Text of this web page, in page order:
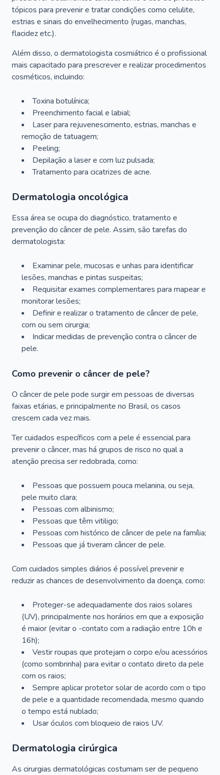
tópicos para prevenir e tratar condições como celulite,
estrias e sinais do envelhecimento (rugas, manchas,
flacidez etc.).
Além disso, o dermatologista cosmiátrico é o profissional
mais capacitado para prescrever e realizar procedimentos
cosméticos, incluindo:
Toxina botulínica;
Preenchimento facial e labial;
Laser para rejuvenescimento, estrias, manchas e
remoção de tatuagem;
Peeling;
Depilação a laser e com luz pulsada;
Tratamento para cicatrizes de acne.
Dermatologia oncológica
Essa área se ocupa do diagnóstico, tratamento e
prevenção do câncer de pele. Assim, são tarefas do
dermatologista:
Examinar pele, mucosas e unhas para identificar
lesões, manchas e pintas suspeitas;
Requisitar exames complementares para mapear e
monitorar lesões;
Definir e realizar o tratamento de câncer de pele,
com ou sem cirurgia;
Indicar medidas de prevenção contra o câncer de
pele.
Como prevenir o câncer de pele?
O câncer de pele pode surgir em pessoas de diversas
faixas etárias, e principalmente no Brasil, os casos
crescem cada vez mais.
Ter cuidados específicos com a pele é essencial para
prevenir o câncer, mas há grupos de risco no qual a
atenção precisa ser redobrada, como:
Pessoas que possuem pouca melanina, ou seja,
pele muito clara;
Pessoas com albinismo;
Pessoas que têm vitiligo;
Pessoas com histórico de câncer de pele na família;
Pessoas que já tiveram câncer de pele.
Com cuidados simples diários é possível prevenir e
reduzir as chances de desenvolvimento da doença, como:
Proteger-se adequadamente dos raios solares
(UV), principalmente nos horários em que a exposição
é maior (evitar o -contato com a radiação entre 10h e
16h);
Vestir roupas que protejam o corpo e/ou acessórios
(como sombrinha) para evitar o contato direto da pele
com os raios;
Sempre aplicar protetor solar de acordo com o tipo
de pele e a quantidade recomendada, mesmo quando
o tempo está nublado;
Usar óculos com bloqueio de raios UV.
Dermatologia cirúrgica
As cirurgias dermatológicas costumam ser de pequeno